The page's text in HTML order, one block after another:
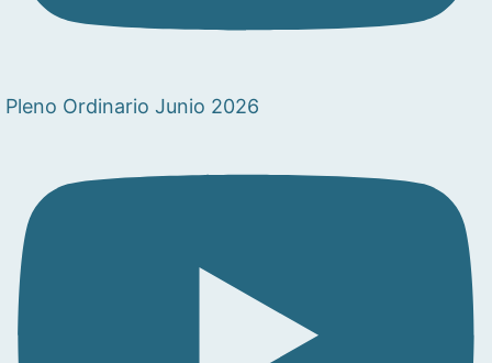
Pleno Ordinario Junio 2026